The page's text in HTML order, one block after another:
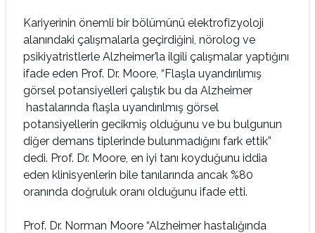
Kariyerinin önemli bir bölümünü elektrofizyoloji
alanındaki çalışmalarla geçirdiğini, nörolog ve
psikiyatristlerle Alzheimer’la ilgili çalışmalar yaptığını
ifade eden Prof. Dr. Moore, “Flaşla uyandırılımış
görsel potansiyelleri çalıştık bu da Alzheimer
hastalarında flaşla uyandırılmış görsel
potansiyellerin gecikmiş olduğunu ve bu bulgunun
diğer demans tiplerinde bulunmadığını fark ettik”
dedi. Prof. Dr. Moore, en iyi tanı koyduğunu iddia
eden klinisyenlerin bile tanılarında ancak %80
oranında doğruluk oranı olduğunu ifade etti.
Prof. Dr. Norman Moore “Alzheimer hastalığında